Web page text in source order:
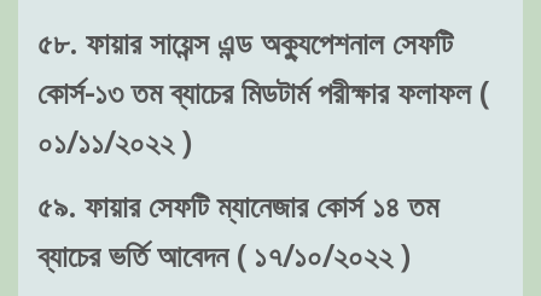
৫৮. ফায়ার সায়েন্স এন্ড অক্যুপেশনাল সেফটি
কোর্স-১৩ তম ব্যাচের মিডটার্ম পরীক্ষার ফলাফল (
০১/১১/২০২২ )
৫৯. ফায়ার সেফটি ম্যানেজার কোর্স ১৪ তম
ব্যাচের ভর্তি আবেদন ( ১৭/১০/২০২২ )